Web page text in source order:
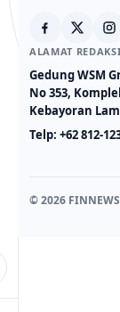
ALAMAT REDAKSI
Gedung WSM
No 353,
Kebayoran
Telp: +62 812-
© 2026